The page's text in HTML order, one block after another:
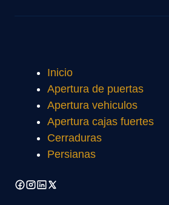
Inicio
Apertura de puertas
Apertura vehiculos
Apertura cajas fuertes
Cerraduras
Persianas